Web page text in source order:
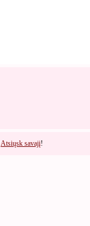
Atsiųsk savajį!